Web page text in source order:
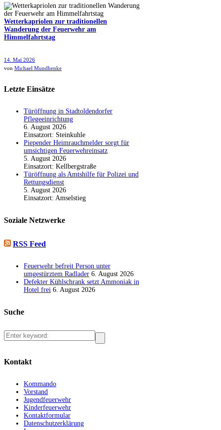
Wetterkapriolen zur traditionellen
Wanderung der Feuerwehr am
Himmelfahrtstag
14. Mai 2026
von Michael Mundhenke
Letzte Einsätze
Türöffnung in Stadtoldendorfer
Pflegeeinrichtung
6. August 2026
Einsatzort: Steinkuhle
Piepender Heimrauchmelder sorgt für
umsichtigen Feuerwehreinsatz
5. August 2026
Einsatzort: Kellbergstraße
Türöffnung als Amtshilfe für Polizei und
Rettungsdienst
5. August 2026
Einsatzort: Amselstieg
Soziale Netzwerke
RSS Feed
Feuerwehr befreit Person unter
umgestürztem Radlader 6. August 2026
Defekter Kühlschrank setzt Ammoniak in
Hotel frei 6. August 2026
Suche
Kontakt
Kommando
Vorstand
Jugendfeuerwehr
Kinderfeuerwehr
Kontaktformular
Datenschutzerklärung